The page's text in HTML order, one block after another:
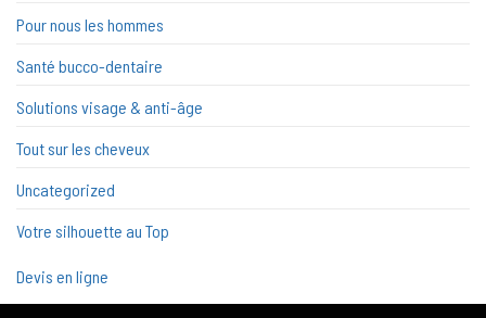
Pour nous les hommes
Santé bucco-dentaire
Solutions visage & anti-âge
Tout sur les cheveux
Uncategorized
Votre silhouette au Top
Devis en ligne